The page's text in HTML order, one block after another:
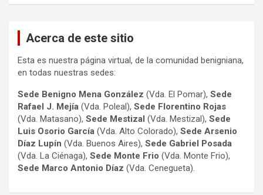
Acerca de este sitio
Esta es nuestra página virtual, de la comunidad benigniana,
en todas nuestras sedes:
Sede Benigno Mena González (Vda. El Pomar), Sede
Rafael J. Mejía (Vda. Poleal), Sede Florentino Rojas
(Vda. Matasano), Sede Mestizal (Vda. Mestizal), Sede
Luis Osorio García (Vda. Alto Colorado), Sede Arsenio
Díaz Lupín (Vda. Buenos Aires), Sede Gabriel Posada
(Vda. La Ciénaga), Sede Monte Frio (Vda. Monte Frio),
Sede Marco Antonio Díaz (Vda. Cenegueta).